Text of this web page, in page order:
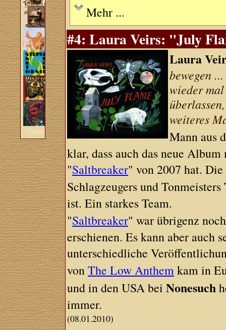
Oben
Mehr ...
#4: Laura Veirs: "July
Laura
bewegen
wieder
weiteres
Mann aus
klar, dass auch das neue
"Saltbreaker" von 2007 hat.
Schlagzeugers und Tonmeisters
ist. Ein starkes Team.
"Saltbreaker" war übrigenz
erschienen. Es kann aber auch
unterschiedliche
vonThe Low Anthemkam in
und in den USA beiNonesuch
immer.
(08.01.2010)